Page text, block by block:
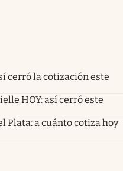
cerró la cotización este
HOY: así cerró este
Plata: a cuánto cotiza hoy